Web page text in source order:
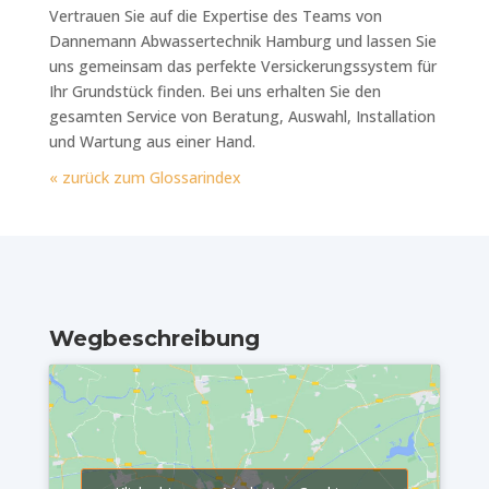
Vertrauen Sie auf die Expertise des Teams von
Dannemann Abwassertechnik Hamburg und lassen Sie
uns gemeinsam das perfekte Versickerungssystem für
Ihr Grundstück finden. Bei uns erhalten Sie den
gesamten Service von Beratung, Auswahl, Installation
und Wartung aus einer Hand.
« zurück zum Glossarindex
Wegbeschreibung